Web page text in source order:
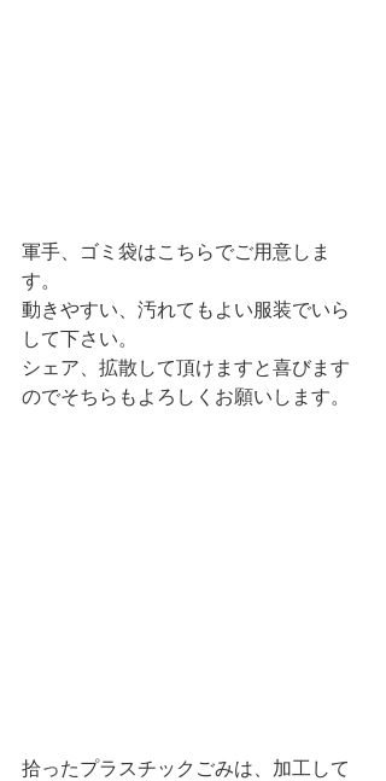
軍手、ゴミ袋はこちらでご用意しま
す。
動きやすい、汚れてもよい服装でいら
して下さい。
シェア、拡散して頂けますと喜びます
のでそちらもよろしくお願いします。
拾ったプラスチックごみは、加工して